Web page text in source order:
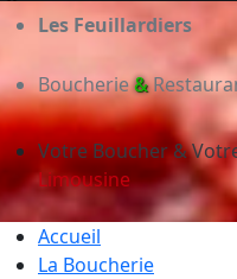
Les Feuillardiers
Boucherie&
Votre Boucher &
Limousine
Accueil
La Boucherie